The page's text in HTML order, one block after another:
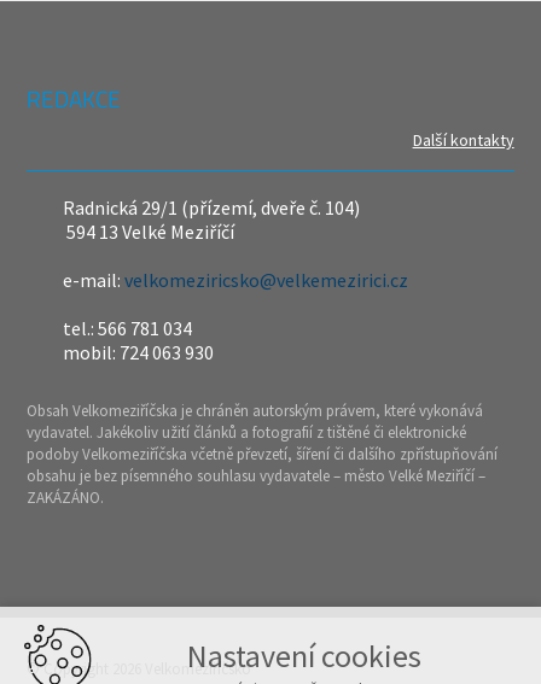
REDAKCE
Další kontakty
Radnická 29/1 (přízemí, dveře č. 104)
594 13 Velké Meziříčí
e-mail:velkomeziricsko@velkemezirici.cz
tel.: 566 781 034
mobil: 724 063 930
Obsah Velkomeziříčska je chráněn autorským právem, které vykonává
vydavatel. Jakékoliv užití článků a fotografií z tištěné či elektronické
podoby Velkomeziříčska včetně převzetí, šíření či dalšího zpřístupňování
obsahu je bez písemného souhlasu vydavatele – město Velké Meziříčí –
ZAKÁZÁNO.
© Copyright 2026 VelkomeziříčskoNastavení cookies